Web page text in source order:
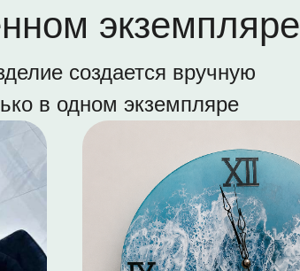
экземпляре
создается вручную
в одном экземпляре